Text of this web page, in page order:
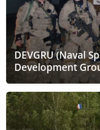
DEVGRU (Naval
Development